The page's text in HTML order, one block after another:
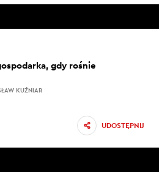
gdy rośnie
KUŹNIAR
UDOSTĘPNIJ